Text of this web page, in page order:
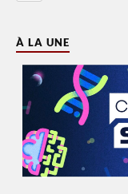
À LA UNE